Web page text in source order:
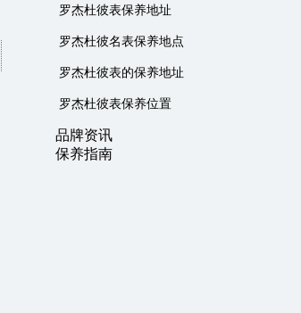
罗杰杜彼表保养地址
罗杰杜彼名表保养地点
罗杰杜彼表的保养地址
罗杰杜彼表保养位置
品牌资讯
保养指南